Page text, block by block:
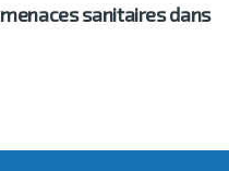
sanitaires dans